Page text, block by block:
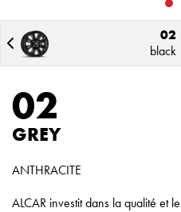
02
black
02
GREY
ANTHRACITE
ALCAR investit dans la qualité et